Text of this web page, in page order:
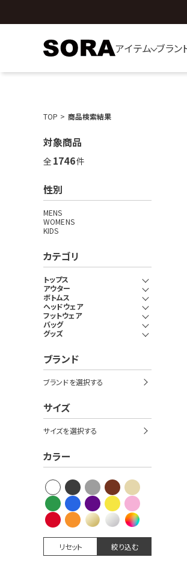
アイテム ブラン
TOP 商品検索結果
対象商品
全 1746件
性別
MENS
WOMENS
KIDS
カテゴリ
トップス
アウター
ボトムス
ヘッドウェア
フットウェア
バッグ
グッズ
ブランド
ブランドを選択する
サイズ
サイズを選択する
カラー
リセット 絞り込む